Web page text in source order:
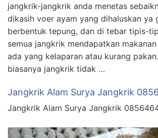
jangkrik-jangkrik anda menetas
dikasih voer ayam yang dihaluskan ya
berbentuk tepung, dan di tebar tipis-
semua jangkrik mendapatkan
ada yang kelaparan atau kurang
biasanya jangkrik tidak …
Jangkrik Alam Surya Jangkrik
Jangkrik Alam Surya Jangkrik